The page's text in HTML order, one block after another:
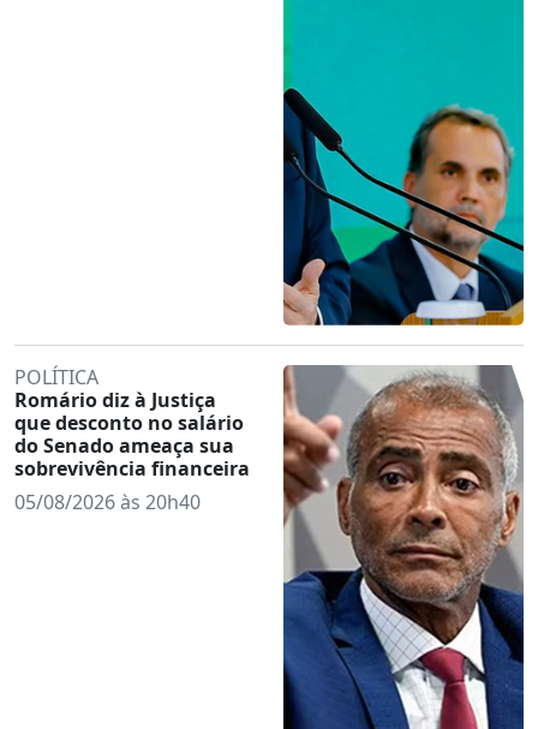
POLÍTICA
Romário diz à Justiça
que desconto no salário
do Senado ameaça sua
sobrevivência financeira
05/08/2026 às 20h40